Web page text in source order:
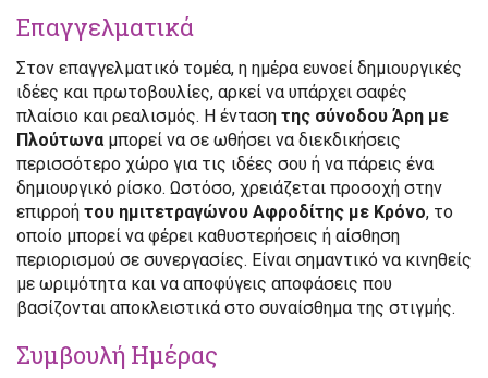
Επαγγελματικά
Στον επαγγελματικό τομέα, η ημέρα ευνοεί δημιουργικές
ιδέες και πρωτοβουλίες, αρκεί να υπάρχει σαφές
πλαίσιο και ρεαλισμός. Η ένταση της σύνοδου Άρη με
Πλούτωναμπορεί να σε ωθήσει να διεκδικήσεις
περισσότερο χώρο για τις ιδέες σου ή να πάρεις ένα
δημιουργικό ρίσκο. Ωστόσο, χρειάζεται προσοχή στην
επιρροή του ημιτετραγώνου Αφροδίτης με Κρόνο, το
οποίο μπορεί να φέρει καθυστερήσεις ή αίσθηση
περιορισμού σε συνεργασίες. Είναι σημαντικό να κινηθείς
με ωριμότητα και να αποφύγεις αποφάσεις που
βασίζονται αποκλειστικά στο συναίσθημα της στιγμής.
Συμβουλή Ημέρας